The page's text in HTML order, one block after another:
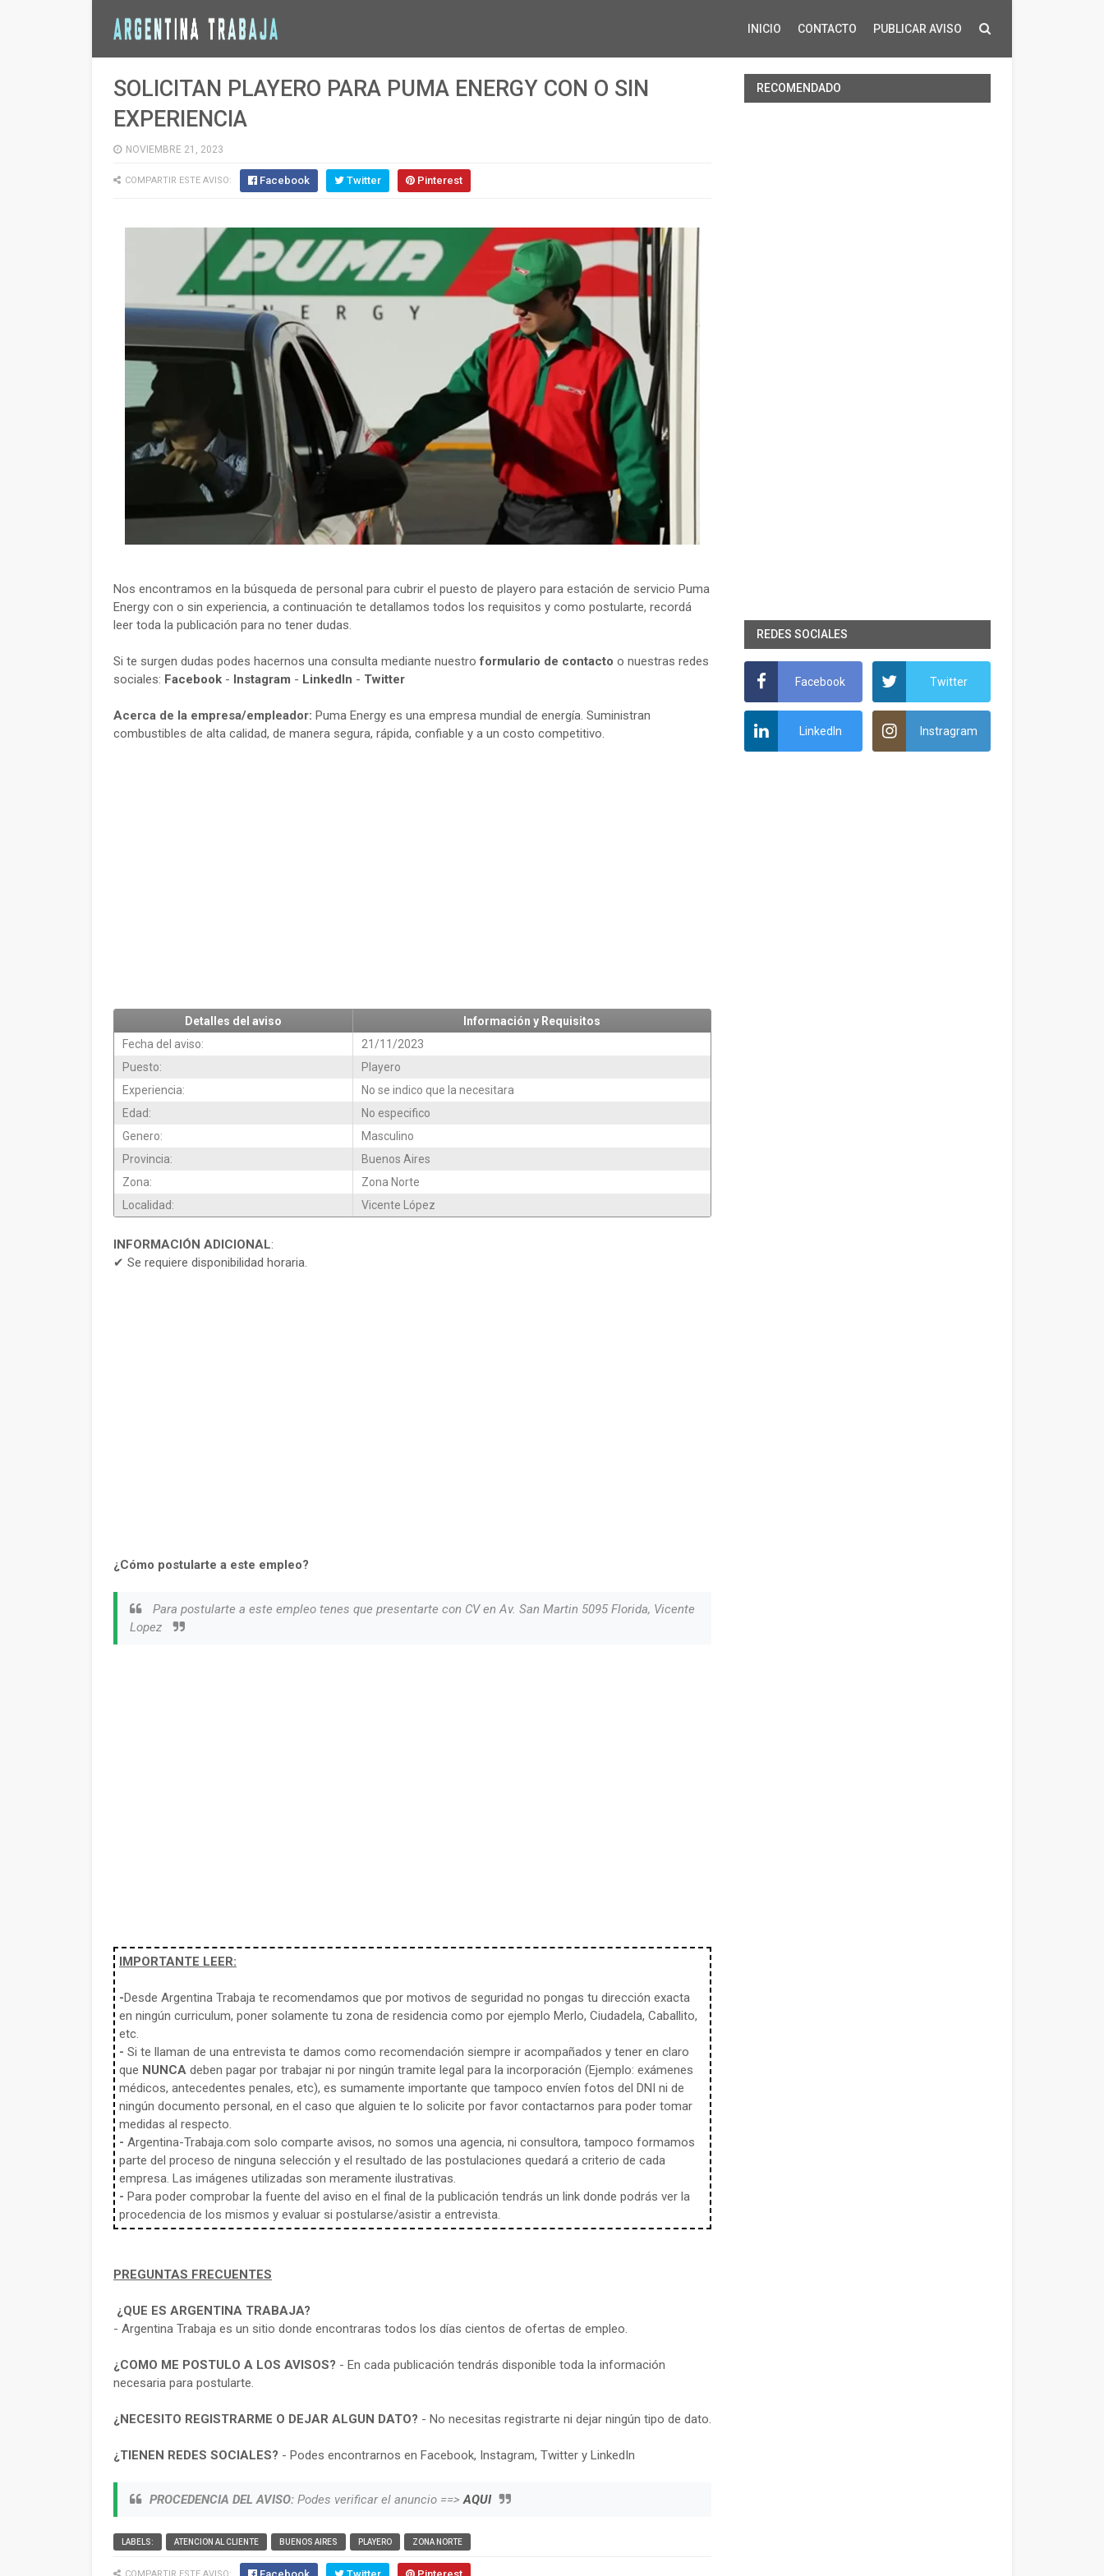
INICIO CONTACTO PUBLICAR AVISO
SOLICITAN PLAYERO PARA PUMA ENERGY CON O SIN
EXPERIENCIA
NOVIEMBRE 21, 2023
COMPARTIR ESTE AVISO: Facebook Twitter Pinterest
Nos encontramos en la búsqueda de personal para cubrir el puesto de playero para estación de servicio Puma
Energy con o sin experiencia, a continuación te detallamos todos los requisitos y como postularte, recordá
leer toda la publicación para no tener dudas.
Si te surgen dudas podes hacernos una consulta mediante nuestroformulario de contacto o nuestras redes
sociales: Facebook - Instagram - LinkedIn - Twitter
Acerca de la empresa/empleador: Puma Energy es una empresa mundial de energía. Suministran
combustibles de alta calidad, de manera segura, rápida, confiable y a un costo competitivo.
Detalles del aviso
Información y Requisitos
Fecha del aviso:
21/11/2023
Puesto:
Playero
Experiencia:
No se indico que la necesitara
Edad:
No especifico
Genero:
Masculino
Provincia:
Buenos Aires
Zona:
Zona Norte
Localidad:
Vicente López
INFORMACIÓN ADICIONAL:
✔ Se requiere disponibilidad horaria.
¿Cómo postularte a este empleo?
Para postularte a este empleo tenes que presentarte con CV en Av. San Martin 5095 Florida, Vicente
Lopez
IMPORTANTE LEER:
-Desde Argentina Trabaja te recomendamos que por motivos de seguridad no pongas tu dirección exacta
en ningún curriculum, poner solamente tu zona de residencia como por ejemplo Merlo, Ciudadela, Caballito,
etc.
- Si te llaman de una entrevista te damos como recomendación siempre ir acompañados y tener en claro
que NUNCA deben pagar por trabajar ni por ningún tramite legal para la incorporación (Ejemplo: exámenes
médicos, antecedentes penales, etc), es sumamente importante que tampoco envíen fotos del DNI ni de
ningún documento personal, en el caso que alguien te lo solicite por favor contactarnos para poder tomar
medidas al respecto.
- Argentina-Trabaja.com solo comparte avisos, no somos una agencia, ni consultora, tampoco formamos
parte del proceso de ninguna selección y el resultado de las postulaciones quedará a criterio de cada
empresa. Las imágenes utilizadas son meramente ilustrativas.
- Para poder comprobar la fuente del aviso en el final de la publicación tendrás un link donde podrás ver la
procedencia de los mismos y evaluar si postularse/asistir a entrevista.
PREGUNTAS FRECUENTES
¿QUE ES ARGENTINA TRABAJA?
- Argentina Trabaja es un sitio donde encontraras todos los días cientos de ofertas de empleo.
¿COMO ME POSTULO A LOS AVISOS? - En cada publicación tendrás disponible toda la información
necesaria para postularte.
¿NECESITO REGISTRARME O DEJAR ALGUN DATO? - No necesitas registrarte ni dejar ningún tipo de dato.
¿TIENEN REDES SOCIALES? - Podes encontrarnos en Facebook, Instagram, Twitter y LinkedIn
PROCEDENCIA DEL AVISO: Podes verificar el anuncio ==>AQUI
LABELS: ATENCION AL CLIENTE BUENOS AIRES PLAYERO ZONA NORTE
RECOMENDADO
REDES SOCIALES
Facebook Twitter
LinkedIn Instragram